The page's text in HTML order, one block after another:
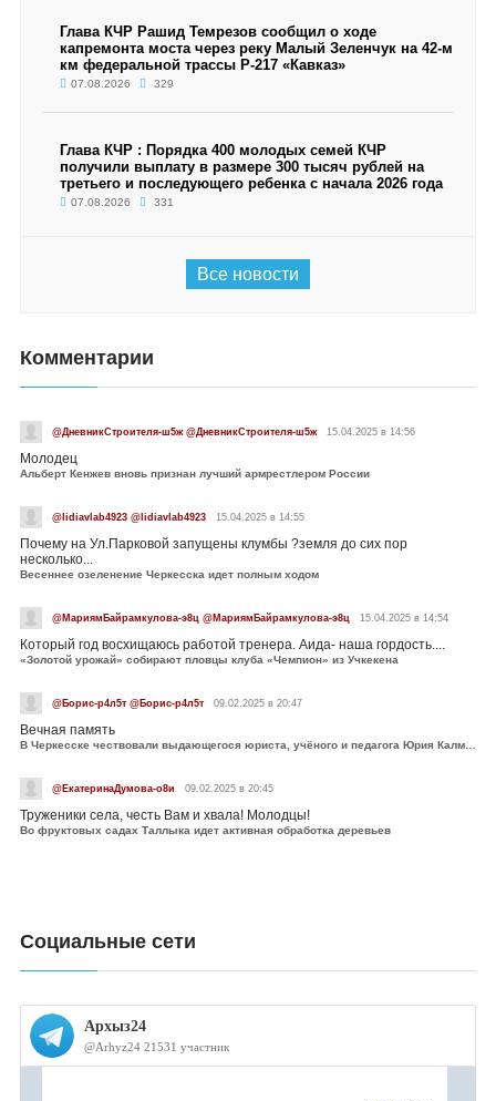
Глава КЧР Рашид Темрезов сообщил о ходе
капремонта моста через реку Малый Зеленчук на 42-м
км федеральной трассы Р-217 «Кавказ»
07.08.2026 329
Глава КЧР : Порядка 400 молодых семей КЧР
получили выплату в размере 300 тысяч рублей на
третьего и последующего ребенка с начала 2026 года
07.08.2026 331
Все новости
Комментарии
@ДневникСтроителя-ш5ж @ДневникСтроителя-ш5ж 15.04.2025 в 14:56
Молодец
Альберт Кенжев вновь признан лучший армрестлером России
@lidiavlab4923 @lidiavlab4923 15.04.2025 в 14:55
Почему на Ул.Парковой запущены клумбы ?земля до сих пор
несколько...
Весеннее озеленение Черкесска идет полным ходом
@МариямБайрамкулова-э8ц @МариямБайрамкулова-э8ц 15.04.2025 в 14:54
Который год восхищаюсь работой тренера. Аида- наша гордость....
«Золотой урожай» собирают пловцы клуба «Чемпион» из Учкекена
@Борис-р4л5т @Борис-р4л5т 09.02.2025 в 20:47
Вечная память
В Черкесске чествовали выдающегося юриста, учёного и педагога Юрия Калмыкова
@ЕкатеринаДумова-о8и 09.02.2025 в 20:45
Труженики села, честь Вам и хвала! Молодцы!
Во фруктовых садах Таллыка идет активная обработка деревьев
Социальные сети